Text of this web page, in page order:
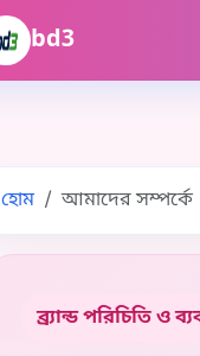
bd3
হোম আমাদের সম্পর্কে
ব্র্যান্ড পরিচিতি ও